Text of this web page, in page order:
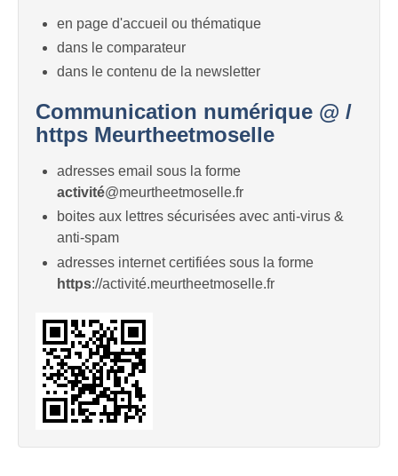
en page d'accueil ou thématique
dans le comparateur
dans le contenu de la newsletter
Communication numérique @ /
https Meurtheetmoselle
adresses email sous la forme
activité@meurtheetmoselle.fr
boites aux lettres sécurisées avec anti-virus &
anti-spam
adresses internet certifiées sous la forme
https://activité.meurtheetmoselle.fr